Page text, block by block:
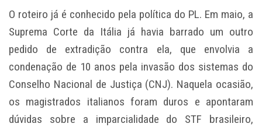
O roteiro já é conhecido pela política do PL. Em maio, a
Suprema Corte da Itália já havia barrado um outro
pedido de extradição contra ela, que envolvia a
condenação de 10 anos pela invasão dos sistemas do
Conselho Nacional de Justiça (CNJ). Naquela ocasião,
os magistrados italianos foram duros e apontaram
dúvidas sobre a imparcialidade do STF brasileiro,